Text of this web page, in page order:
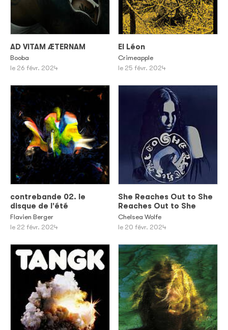
AD VITAM ÆTERNAM
Booba
le 26 févr. 2024
El Léon
Crimeapple
le 25 févr. 2024
contrebande 02. le
disque de l'été
Flavien Berger
le 22 févr. 2024
She Reaches Out to She
Reaches Out to She
Chelsea Wolfe
le 20 févr. 2024